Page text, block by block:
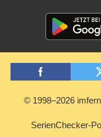
© 1998–2026
SerienChecker-